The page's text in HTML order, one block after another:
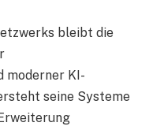
bleibt die
moderner KI-
seine Systeme